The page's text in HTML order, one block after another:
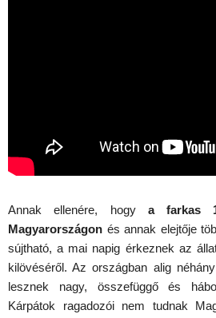
Annak ellenére, hogya farkas
Magyarországon és annak elejtője
sújtható, a mai napig érkeznek az
kilövéséről. Az országban alig
lesznek nagy, összefüggő és
Kárpátok ragadozói nem tudnak